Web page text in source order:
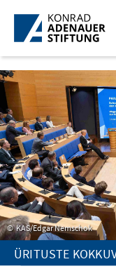
Skip to Main Content
KAS/Edgar Nemschok
ÜRITUSTE